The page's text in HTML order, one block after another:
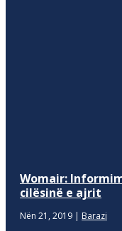
Womair:
cilësinë e ajrit
Nën 21, 2019 | Barazi